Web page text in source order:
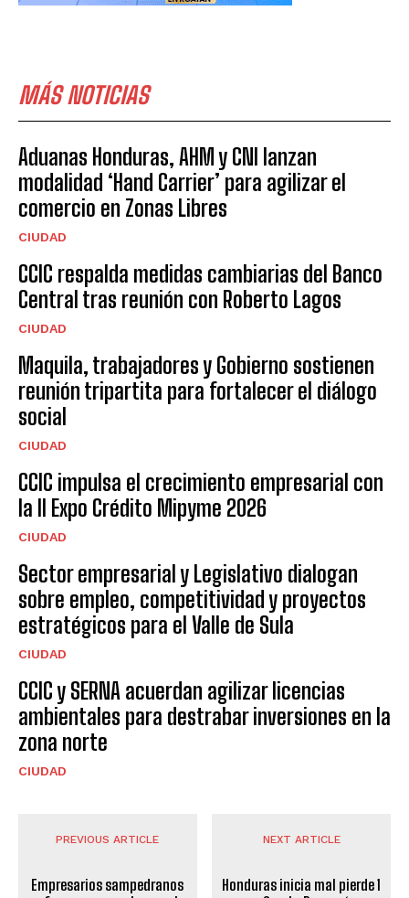
MÁS NOTICIAS
Aduanas Honduras, AHM y CNI lanzan
modalidad ‘Hand Carrier’ para agilizar el
comercio en Zonas Libres
CIUDAD
CCIC respalda medidas cambiarias del Banco
Central tras reunión con Roberto Lagos
CIUDAD
Maquila, trabajadores y Gobierno sostienen
reunión tripartita para fortalecer el diálogo
social
CIUDAD
CCIC impulsa el crecimiento empresarial con
la II Expo Crédito Mipyme 2026
CIUDAD
Sector empresarial y Legislativo dialogan
sobre empleo, competitividad y proyectos
estratégicos para el Valle de Sula
CIUDAD
CCIC y SERNA acuerdan agilizar licencias
ambientales para destrabar inversiones en la
zona norte
CIUDAD
PREVIOUS ARTICLE
Empresarios sampedranos
NEXT ARTICLE
Honduras inicia mal pierde 1